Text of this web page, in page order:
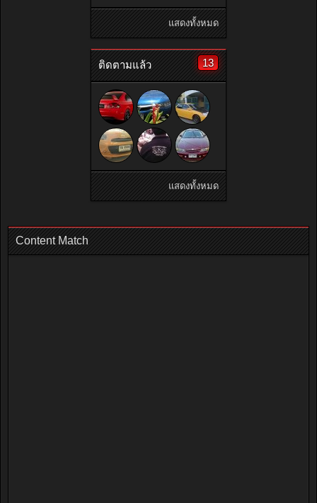
แสดงทั้งหมด
ติดตามแล้ว 13
แสดงทั้งหมด
Content Match